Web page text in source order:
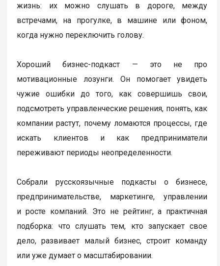
жизнь: их можно слушать в дороге, между
встречами, на прогулке, в машине или фоном,
когда нужно переключить голову.
Хороший бизнес-подкаст — это не про
мотивационные лозунги. Он помогает увидеть
чужие ошибки до того, как совершишь свои,
подсмотреть управленческие решения, понять, как
компании растут, почему ломаются процессы, где
искать клиентов и как предприниматели
переживают периоды неопределенности.
Собрали русскоязычные подкасты о бизнесе,
предпринимательстве, маркетинге, управлении
и росте компаний. Это не рейтинг, а практичная
подборка: что слушать тем, кто запускает свое
дело, развивает малый бизнес, строит команду
или уже думает о масштабировании.